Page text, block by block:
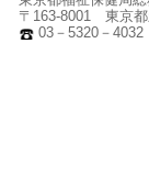
〒163-8001 東京都
03－5320－